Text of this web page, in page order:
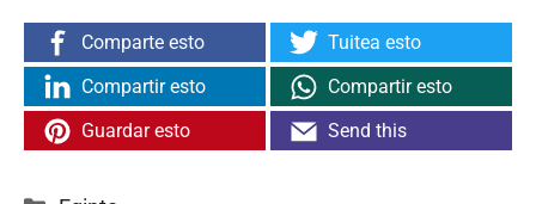
Comparte esto
Tuitea esto
Compartir esto
Compartir esto
Guardar esto
Send this